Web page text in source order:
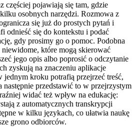
częściej pojawiają się tam, gdzie
osobnych narzędzi. Rozmowa z
się już do prostych pytań i
odnieść się do kontekstu i podać
gdy prosimy go o pomoc. Podobna
które mogą skierować
jego opis albo poprosić o odczytanie
zyskują na znaczeniu aplikacje
jednym kroku potrafią przejrzeć treść,
przedstawić to w przejrzystym
widać też wpływ na edukację:
z automatycznych transkrypcji
w kilku językach, co ułatwia naukę
grono odbiorców.